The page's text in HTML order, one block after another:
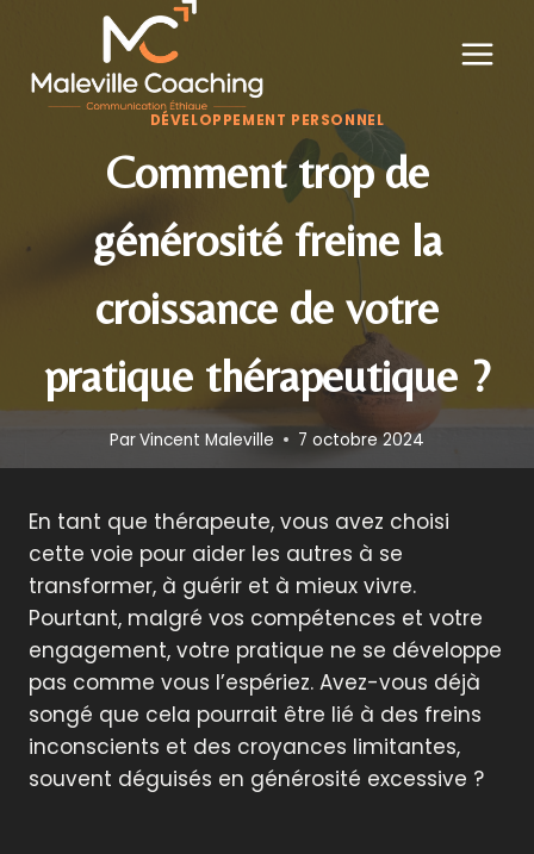
contenu
DÉVELOPPEMENT PERSONNEL
Comment trop de
générosité freine la
croissance de votre
pratique thérapeutique ?
ParVincent Maleville 7 octobre 2024
En tant que thérapeute, vous avez choisi
cette voie pour aider les autres à se
transformer, à guérir et à mieux vivre.
Pourtant, malgré vos compétences et votre
engagement, votre pratique ne se développe
pas comme vous l’espériez. Avez-vous déjà
songé que cela pourrait être lié à des freins
inconscients et des croyances limitantes,
souvent déguisés en générosité excessive ?